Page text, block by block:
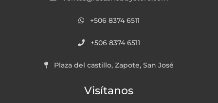
+506 8374 6511
+506 8374 6511
Plaza del castillo, Zapote, San José
Visítanos